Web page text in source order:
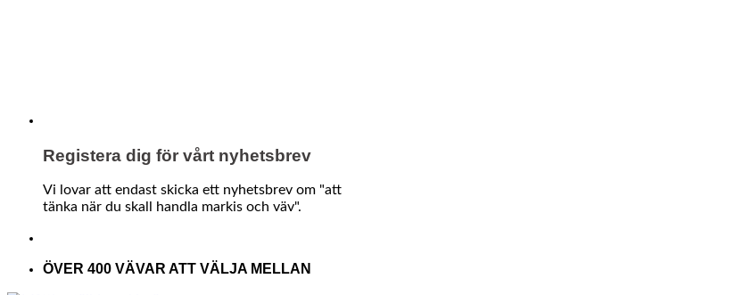
Registera dig för vårt nyhetsbrev
Vi lovar att endast skicka ett nyhetsbrev om "att
tänka när du skall handla markis och väv".
ÖVER 400 VÄVAR ATT VÄLJA MELLAN